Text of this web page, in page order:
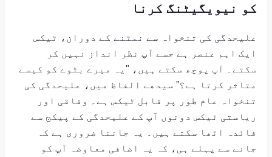
کو نیویگیٹنگ کرنا
علیحدگی کی تنخواہ سے نمٹنے کے دوران، ٹیکس
ایک اہم عنصر ہے جسے آپ نظر انداز نہیں کر
سکتے۔ آپ پوچھ سکتے ہیں، "یہ میرے بٹوے کو کیسے
متاثر کرتا ہے؟” سیدھے الفاظ میں، علیحدگی کی
تنخواہ عام طور پر قابل ٹیکس ہے۔ وفاقی اور
ریاستی ٹیکس دونوں آپ کے علیحدگی کے پیکج سے
فائدہ اٹھا سکتے ہیں۔ یہ جاننا ضروری ہے کہ
جانے سے پہلے ہی، کہ یہ اضافی معاوضہ آپ کو